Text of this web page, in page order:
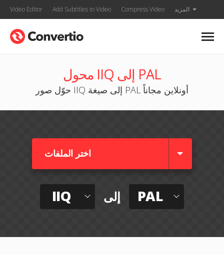
Video Editor Add Subtitles to Video Compress Video المزيد
محول IIQ إلى PAL
حوّل صور IIQ إلى صيغة PAL أونلاين مجاناً
اختر الملفات
IIQ إلى PAL